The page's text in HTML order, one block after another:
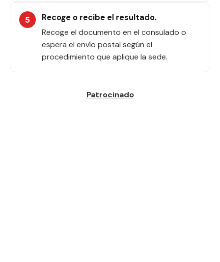
Recoge o recibe el resultado.
Recoge el documento en el consulado o
espera el envío postal según el
procedimiento que aplique la sede.